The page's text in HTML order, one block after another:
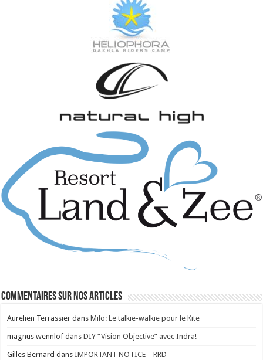
Commentaires sur nos articles
Aurelien Terrassier dansMilo: Le talkie-walkie pour le Kite
magnus wennlof dansDIY “Vision Objective” avec Indra!
Gilles Bernard dansIMPORTANT NOTICE – RRD